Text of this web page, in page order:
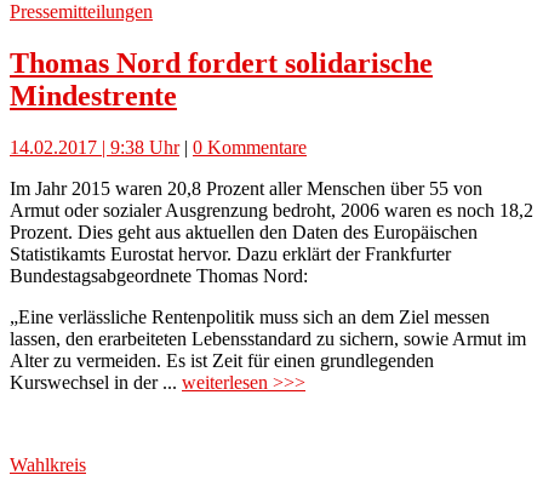
Pressemitteilungen
Thomas Nord fordert solidarische
Mindestrente
14.02.2017 | 9:38 Uhr| 0 Kommentare
Im Jahr 2015 waren 20,8 Prozent aller Menschen über 55 von
Armut oder sozialer Ausgrenzung bedroht, 2006 waren es noch 18,2
Prozent. Dies geht aus aktuellen den Daten des Europäischen
Statistikamts Eurostat hervor. Dazu erklärt der Frankfurter
Bundestagsabgeordnete Thomas Nord:
„Eine verlässliche Rentenpolitik muss sich an dem Ziel messen
lassen, den erarbeiteten Lebensstandard zu sichern, sowie Armut im
Alter zu vermeiden. Es ist Zeit für einen grundlegenden
Kurswechsel in der ... weiterlesen >>>
Wahlkreis